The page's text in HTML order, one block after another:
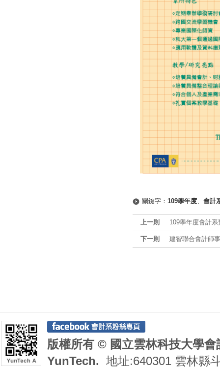
關鍵字： 109學年度、 會計
上一則 109學年度會計
下一則 建智聯合會計師
版權所有 © 國立雲林科技大學
YunTech. 地址:640301 雲林縣